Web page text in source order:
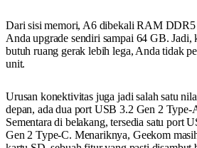
Dari sisi memori, A6 dibekali RAM DDR5
Anda upgrade sendiri sampai 64 GB. Jadi,
butuh ruang gerak lebih lega, Anda tidak
unit.
Urusan konektivitas juga jadi salah satu
depan, ada dua port USB 3.2 Gen 2 Type-
Sementara di belakang, tersedia satu port
Gen 2 Type-C. Menariknya, Geekom